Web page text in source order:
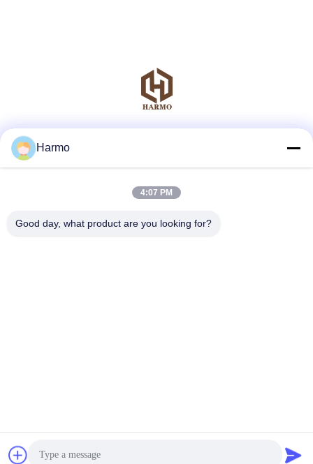
Machinery Co., Ltd Όλα. Όλα τα δικαιώματα διατηρούνται.
Harmo
4:07 PM
Good day, what product are you looking for?